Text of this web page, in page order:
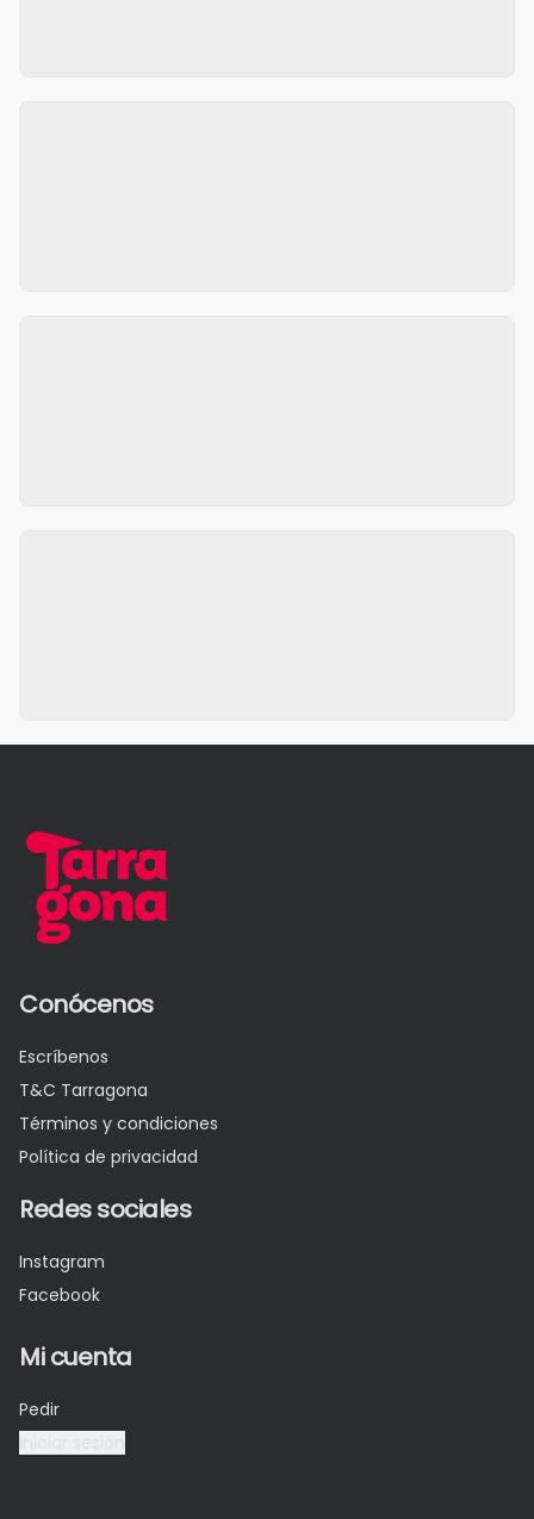
Conócenos
Escríbenos
T&C Tarragona
Términos y condiciones
Política de privacidad
Redes sociales
Instagram
Facebook
Mi cuenta
Pedir